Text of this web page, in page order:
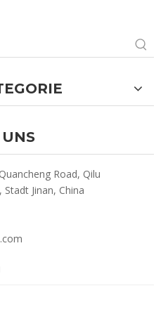
Road, Qilu
Jinan, China